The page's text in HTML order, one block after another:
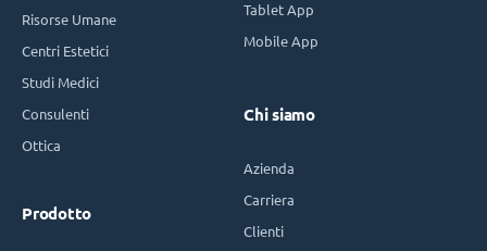
Risorse Umane
Centri Estetici
Studi Medici
Consulenti
Ottica
Prodotto
Tablet App
Mobile App
Chi siamo
Azienda
Carriera
Clienti